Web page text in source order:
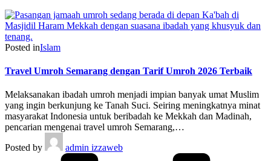
Posted inIslam
Travel Umroh Semarang dengan Tarif Umroh 2026 Terbaik
Melaksanakan ibadah umroh menjadi impian banyak umat Muslim
yang ingin berkunjung ke Tanah Suci. Seiring meningkatnya minat
masyarakat Indonesia untuk beribadah ke Mekkah dan Madinah,
pencarian mengenai travel umroh Semarang,…
Posted by
admin izzaweb